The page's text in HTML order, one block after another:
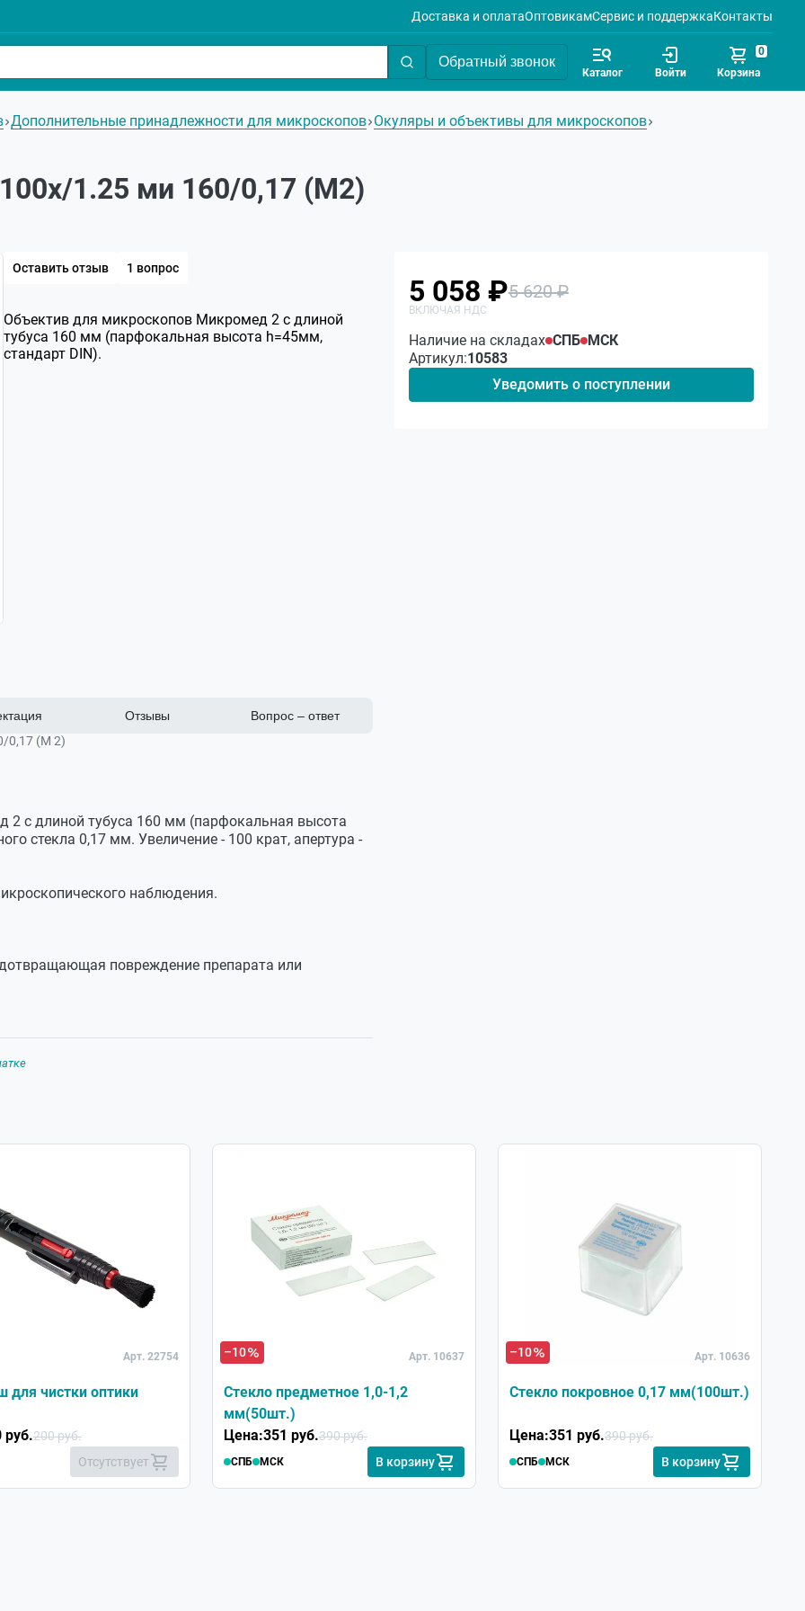
Доставка и оплатаОптовикамСервис и поддержкаКонтакты
Обратный звонок
Каталог Войти Корзина
0
Дополнительные принадлежности для микроскопов Окуляры и объективы для микроскопов
1.25 ми 160/0,17 (М2)
Оставить отзыв 1 вопрос
Объектив для микроскопов Микромед 2 с длиной
тубуса 160 мм (парфокальная высота h=45мм,
стандарт DIN).
Отзывы
Вопрос – ответ
0,17 (М 2)
с длиной тубуса 160 мм (парфокальная высота
стекла 0,17 мм. Увеличение - 100 крат, апертура -
наблюдения.
повреждение препарата или
16.01.2021
объектива китайского производства.
также необходимы данные по точной маркировке
5 058 ₽5 620 ₽
Наличие на складах СПБ МСК
Артикул:10583
Уведомить о поступлении
Арт. 22754
для чистки оптики
руб.200 руб.
Отсутствует
–10 Арт. 10637
Стекло предметное 1,0-1,2
мм(50шт.)
Цена:351 руб.390 руб.
СПБ МСК В корзину
–10 Арт. 10636
Стекло покровное 0,17 мм(100шт.)
Цена:351 руб.390 руб.
СПБ МСК В корзину